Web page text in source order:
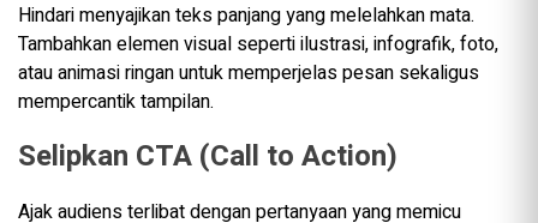
Hindari menyajikan teks panjang yang melelahkan mata.
Tambahkan elemen visual seperti ilustrasi, infografik, foto,
atau animasi ringan untuk memperjelas pesan sekaligus
mempercantik tampilan.
Selipkan CTA (Call to Action)
Ajak audiens terlibat dengan pertanyaan yang memicu